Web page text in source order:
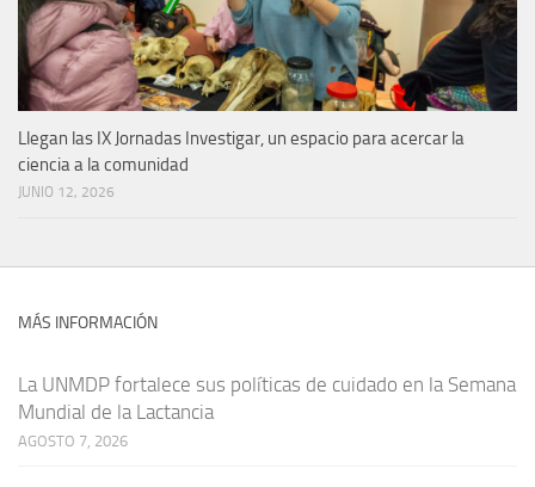
Llegan las IX Jornadas Investigar, un espacio para acercar la
ciencia a la comunidad
JUNIO 12, 2026
MÁS INFORMACIÓN
La UNMDP fortalece sus políticas de cuidado en la Semana
Mundial de la Lactancia
AGOSTO 7, 2026